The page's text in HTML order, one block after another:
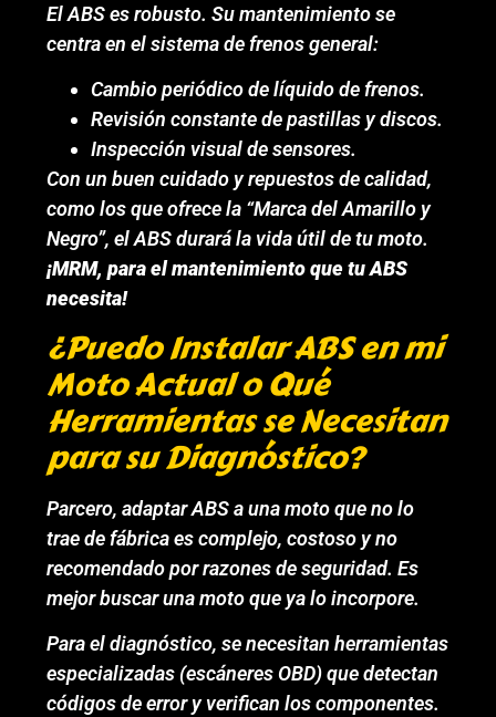
El ABS es robusto. Su mantenimiento se
centra en el sistema de frenos general:
Cambio periódico de líquido de frenos.
Revisión constante de pastillas y discos.
Inspección visual de sensores.
Con un buen cuidado y repuestos de calidad,
como los que ofrece la “Marca del Amarillo y
Negro”, el ABS durará la vida útil de tu moto.
¡MRM, para el mantenimiento que tu ABS
necesita!
¿Puedo Instalar ABS en mi
Moto Actual o Qué
Herramientas se Necesitan
para su Diagnóstico?
Parcero, adaptar ABS a una moto que no lo
trae de fábrica es complejo, costoso y no
recomendado por razones de seguridad. Es
mejor buscar una moto que ya lo incorpore.
Para el diagnóstico, se necesitan herramientas
especializadas (escáneres OBD) que detectan
códigos de error y verifican los componentes.